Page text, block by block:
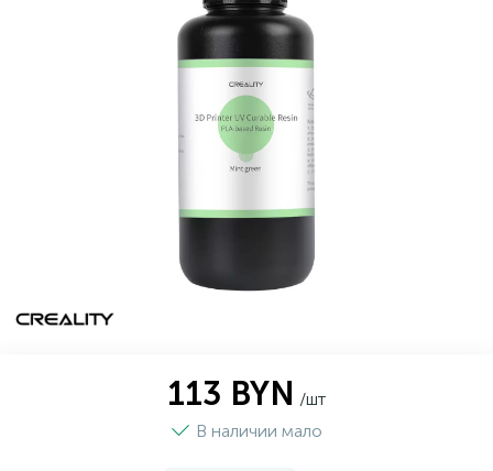
113 BYN /шт
В наличии мало